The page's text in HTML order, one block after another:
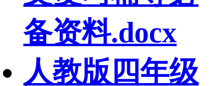
备资料.docx
人教版四年级